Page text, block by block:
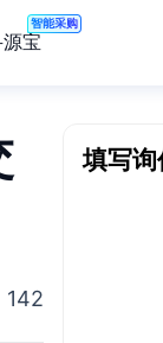
宝
智能采购
142
填写询